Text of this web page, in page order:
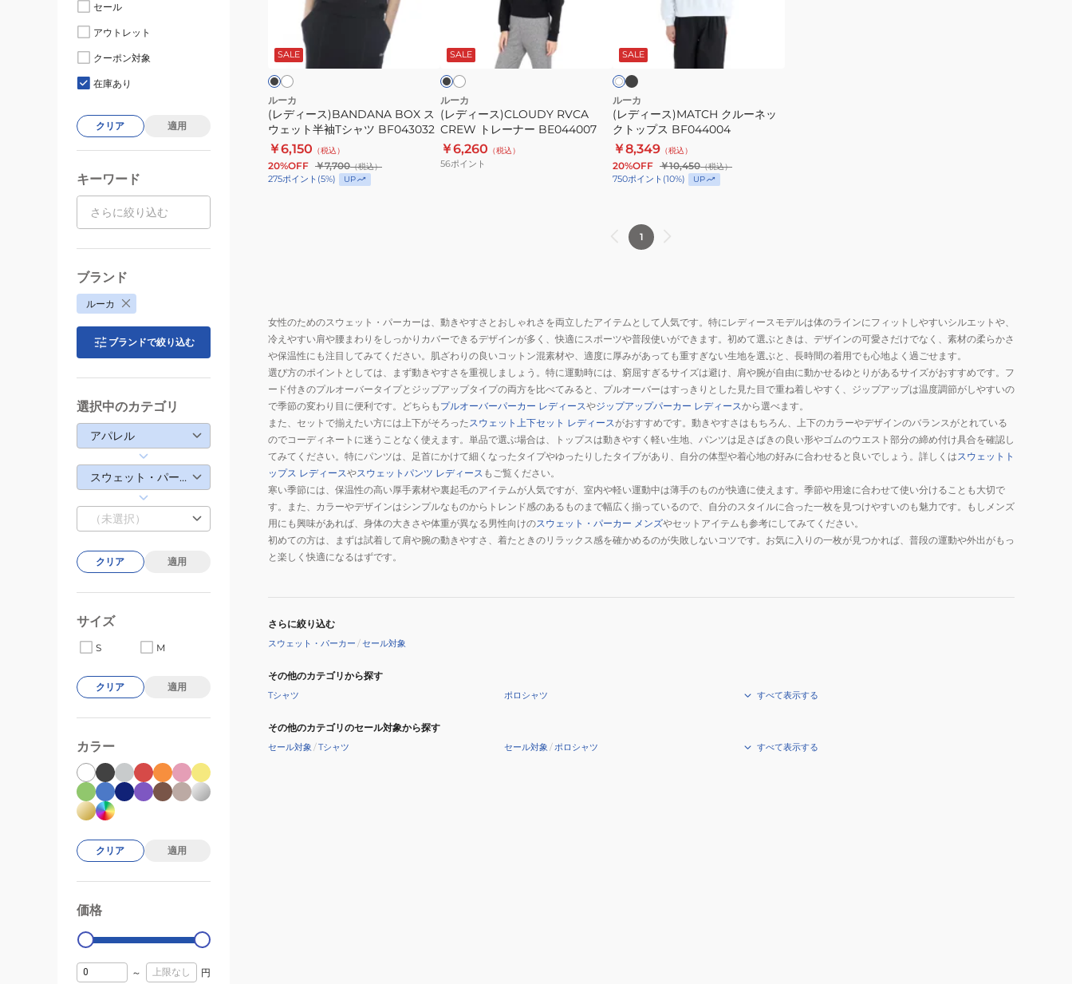
ェ
ッ
ト
半
袖
T
シ
SALE
ルーカ
(レディース)BANDANA BOX ス
ウェット半袖Tシャツ BF043032
￥6,150 （税込）
20%OFF ￥7,700（税込）
275ポイント (5%) UP
レ
ー
ナ
ー
BE044007
SALE
ブ
ク
オ
フ
ホ
ワ
ルーカ
(レディース)CLOUDY RVCA
CREW トレーナー BE044007
￥6,260 （税込）
56ポイント
ネ
ッ
ク
ト
ッ
プ
ス
SALE
ホ
ワ
イ
ト
ラ
ッ
ク
ルーカ
(レディース)MATCH クルーネッ
クトップス BF044004
￥8,349 （税込）
20%OFF ￥10,450（税込）
750ポイント (10%) UP
1
女性のためのスウェット・パーカーは、動きやすさとおしゃれさを両立したアイテムとして人気です。特にレディースモデルは体のラインにフィットしやすいシルエットや、
冷えやすい肩や腰まわりをしっかりカバーできるデザインが多く、快適にスポーツや普段使いができます。初めて選ぶときは、デザインの可愛さだけでなく、素材の柔らかさ
や保温性にも注目してみてください。肌ざわりの良いコットン混素材や、適度に厚みがあっても重すぎない生地を選ぶと、長時間の着用でも心地よく過ごせます。
選び方のポイントとしては、まず動きやすさを重視しましょう。特に運動時には、窮屈すぎるサイズは避け、肩や腕が自由に動かせるゆとりがあるサイズがおすすめです。フ
ード付きのプルオーバータイプとジップアップタイプの両方を比べてみると、プルオーバーはすっきりとした見た目で重ね着しやすく、ジップアップは温度調節がしやすいの
で季節の変わり目に便利です。どちらも プルオーバーパーカー レディースやジップアップパーカー レディースから選べます。
また、セットで揃えたい方には上下がそろった スウェット上下セット レディースがおすすめです。動きやすさはもちろん、上下のカラーやデザインのバランスがとれている
のでコーディネートに迷うことなく使えます。単品で選ぶ場合は、トップスは動きやすく軽い生地、パンツは足さばきの良い形やゴムのウエスト部分の締め付け具合を確認し
てみてください。特にパンツは、足首にかけて細くなったタイプやゆったりしたタイプがあり、自分の体型や着心地の好みに合わせると良いでしょう。詳しくは スウェットト
ップス レディースやスウェットパンツ レディース もご覧ください。
寒い季節には、保温性の高い厚手素材や裏起毛のアイテムが人気ですが、室内や軽い運動中は薄手のものが快適に使えます。季節や用途に合わせて使い分けることも大切で
す。また、カラーやデザインはシンプルなものからトレンド感のあるものまで幅広く揃っているので、自分のスタイルに合った一枚を見つけやすいのも魅力です。もしメンズ
用にも興味があれば、身体の大きさや体重が異なる男性向けのスウェット・パーカー メンズやセットアイテムも参考にしてみてください。
初めての方は、まずは試着して肩や腕の動きやすさ、着たときのリラックス感を確かめるのが失敗しないコツです。お気に入りの一枚が見つかれば、普段の運動や外出がもっ
と楽しく快適になるはずです。
さらに絞り込む
スウェット・パーカー /セール対象
その他のカテゴリから探す
Tシャツ ポロシャツ すべて表示する
その他のカテゴリのセール対象から探す
セール対象 /Tシャツ セール対象 /ポロシャツ すべて表示する
セール
アウトレット
クーポン対象
在庫あり
クリア 適用
キーワード
ブランド
ルーカ
ブランドで絞り込む
選択中のカテゴリ
アパレル
スウェット・パーカー
（未選択）
クリア 適用
サイズ
S M
クリア 適用
カラー
クリア 適用
価格
0
～ 円